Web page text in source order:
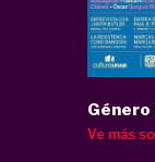
Ve más